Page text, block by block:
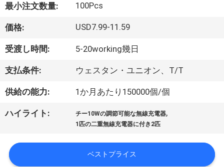
私
に
つ
い
て
工
最小注文数量: 100Pcs
価格: USD7.99-11.59
受渡し時間: 5-20working幾日
支払条件: ウェスタン・ユニオン、T/T
供給の能力: 1か月あたり150000個/個
ハイライト: チー10Wの調節可能な無線充電器,
1匹の二重無線充電器に付き2匹
ベストプライス